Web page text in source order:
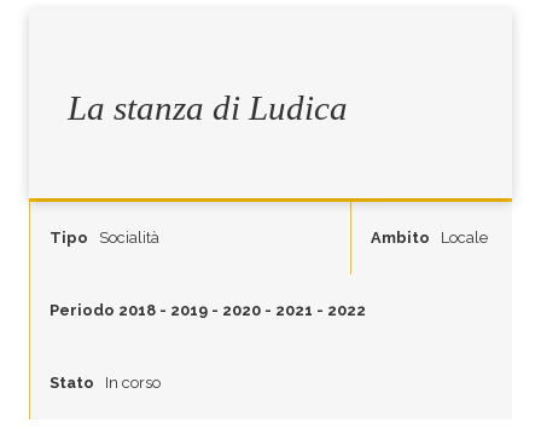
La stanza di Ludica
Tipo Socialità Ambito Locale
Periodo 2018 - 2019 - 2020 - 2021 - 2022
Stato In corso